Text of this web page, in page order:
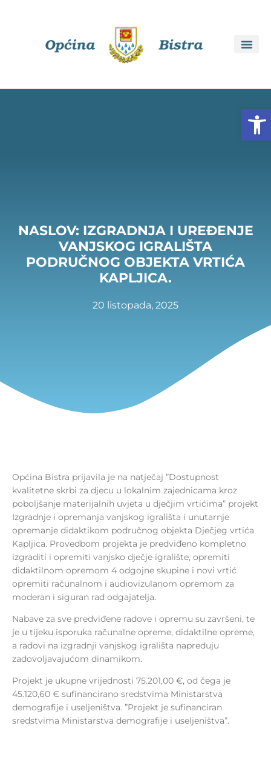
NASLOV: IZGRADNJA I UREĐENJE
VANJSKOG IGRALIŠTA
PODRUČNOG OBJEKTA VRTIĆA
KAPLJICA.
20 listopada, 2025
Općina Bistra prijavila je na natječaj ”Dostupnost
kvalitetne skrbi za djecu u lokalnim zajednicama kroz
poboljšanje materijalnih uvjeta u dječjim vrtićima” projekt
Izgradnje i opremanja vanjskog igrališta i unutarnje
opremanje didaktikom područnog objekta Dječjeg vrtića
Kapljica. Provedbom projekta je predviđeno kompletno
izgraditi i opremiti vanjsko dječje igralište, opremiti
didaktilnom opremom 4 odgojne skupine i novi vrtić
opremiti računalnom i audiovizulanom opremom za
moderan i siguran rad odgajatelja.
Nabave za sve predviđene radove i opremu su završeni, te
je u tijeku isporuka računalne opreme, didaktilne opreme,
a radovi na izgradnji vanjskog igrališta napreduju
zadovoljavajućom dinamikom.
Projekt je ukupne vrijednosti 75.201,00 €, od čega je
45.120,60 € sufinancirano sredstvima Ministarstva
demografije i useljeništva. ”Projekt je sufinanciran
sredstvima Ministarstva demografije i useljeništva”.